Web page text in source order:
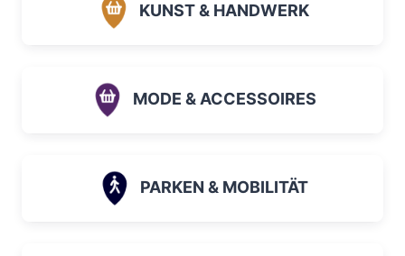
KUNST & HANDWERK
MODE & ACCESSOIRES
PARKEN & MOBILITÄT